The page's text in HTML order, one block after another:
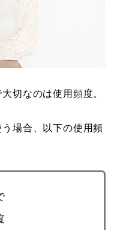
切なのは使用頻度。
場合、以下の使用頻